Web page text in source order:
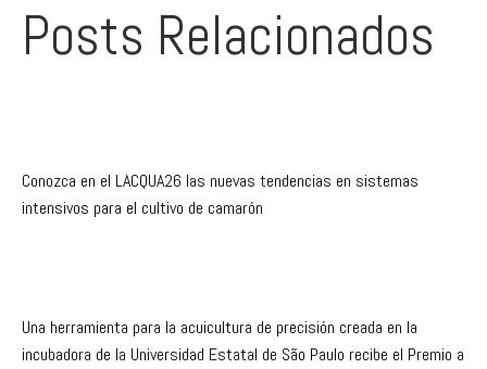
Posts Relacionados
Conozca en el LACQUA26 las nuevas tendencias en sistemas
intensivos para el cultivo de camarón
Una herramienta para la acuicultura de precisión creada en la
incubadora de la Universidad Estatal de São Paulo recibe el Premio a